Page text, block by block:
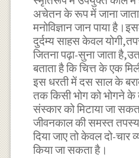
अचेतन के रूप में जाना
मनोविज्ञान जान पाया
दुर्दम्य साहस केवल
जितना पढ़ा-सुना जाता
बताता है कि चित्त के एक
इस धरती में दस साल के
तक किसी भोग को भोगने के
संस्कार को मिटाया जा
जीवनकाल की समस्त
दिया जाए तो केवल दो-चार
किया जा सकता है।